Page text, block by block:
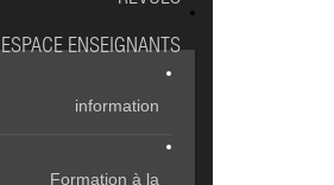
ESPACE ENSEIGNANTS
information
Formation à la